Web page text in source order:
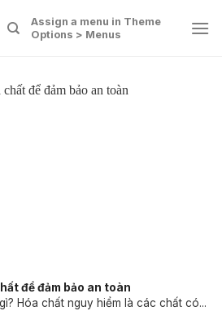
Assign a menu in Theme
Options > Menus
để đảm bảo an toàn
Hóa chất nguy hiểm là các chất có...